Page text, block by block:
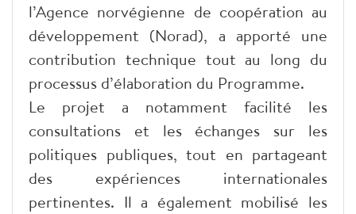
l’Agence norvégienne de coopération au
développement (Norad), a apporté une
contribution technique tout au long du
processus d’élaboration du Programme.
Le projet a notamment facilité les
consultations et les échanges sur les
politiques publiques, tout en partageant
des expériences internationales
pertinentes. Il a également mobilisé les